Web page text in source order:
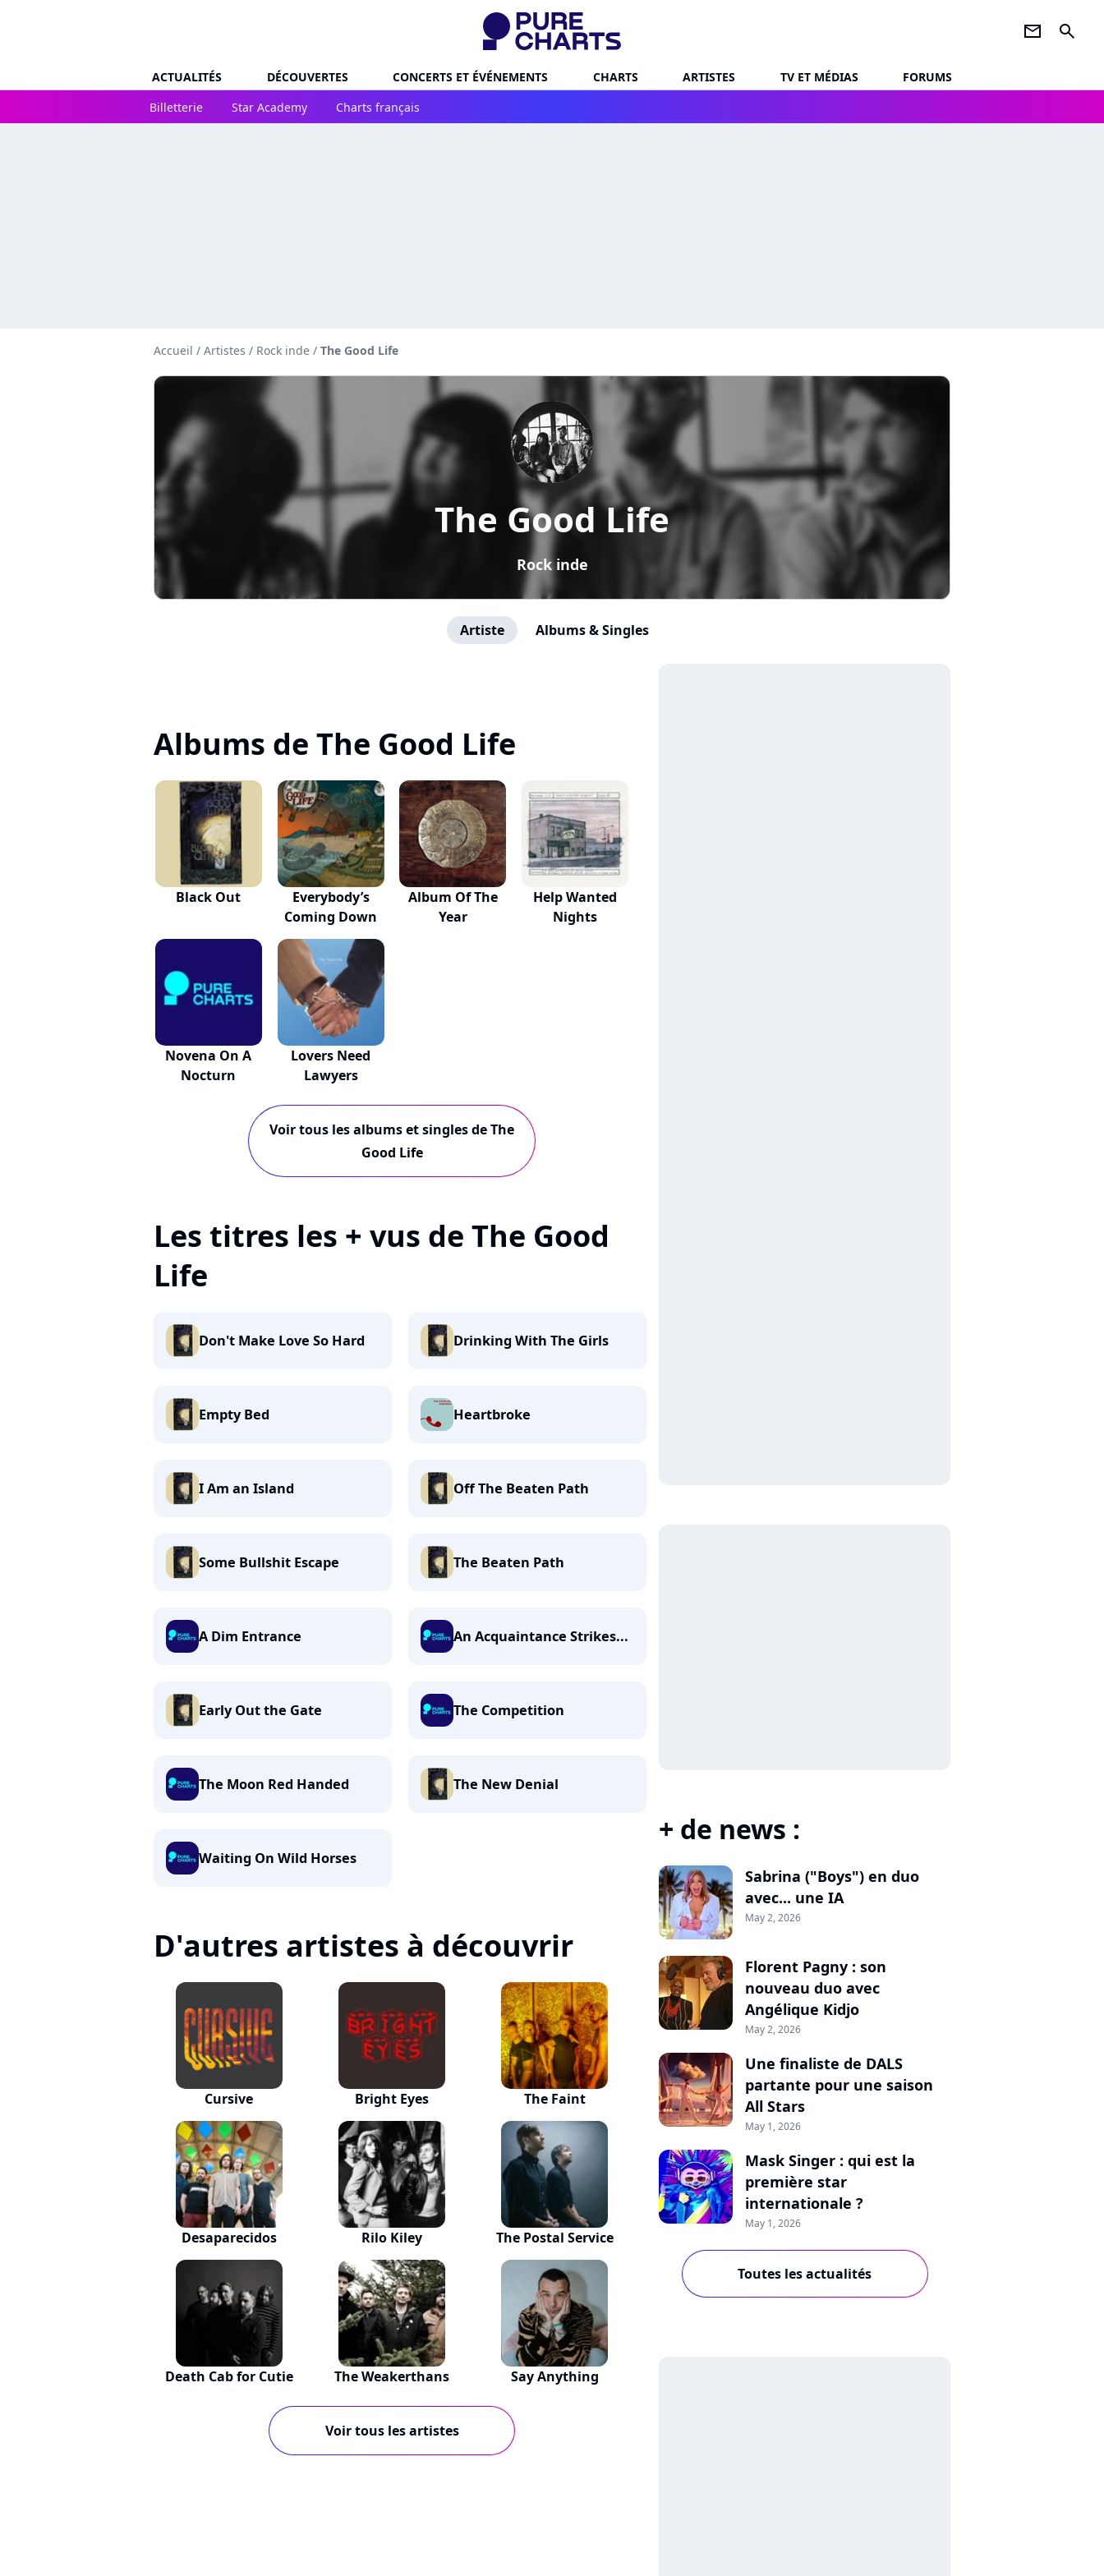
newsletter search
ACTUALITÉS DÉCOUVERTES CONCERTS ET ÉVÉNEMENTS CHARTS ARTISTES TV ET MÉDIAS
FORUMS
Billetterie
Star Academy Charts français
Accueil / Artistes / Rock inde / The Good Life
The Good Life
Rock inde
Artiste Albums & Singles
Albums de The Good Life
Black Out
Everybody’s
Coming Down
Album Of The
Year
Help Wanted
Nights
Novena On A
Nocturn
Lovers Need
Lawyers
Voir tous les albums et singles de The
Good Life
Les titres les + vus de The Good
Life
Don't Make Love So Hard Drinking With The Girls
Empty Bed Heartbroke
I Am an Island Off The Beaten Path
Some Bullshit Escape The Beaten Path
A Dim Entrance An Acquaintance Strikes...
Early Out the Gate The Competition
The Moon Red Handed The New Denial
Waiting On Wild Horses
D'autres artistes à découvrir
Cursive Bright Eyes The Faint
Desaparecidos Rilo Kiley The Postal Service
Death Cab for Cutie The Weakerthans Say Anything
Voir tous les artistes
+ de news :
Sabrina ("Boys") en duo
avec... une IA
May 2, 2026
Florent Pagny : son
nouveau duo avec
Angélique Kidjo
May 2, 2026
Une finaliste de DALS
partante pour une saison
All Stars
May 1, 2026
Mask Singer : qui est la
première star
internationale ?
May 1, 2026
Toutes les actualités